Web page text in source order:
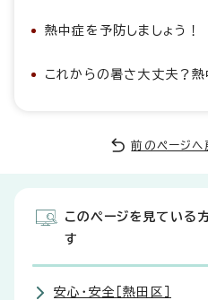
熱中症を予防しましょう！
これからの暑さ大丈夫？熱
前のページへ
このページを見ている
す
安心・安全［熱田区］